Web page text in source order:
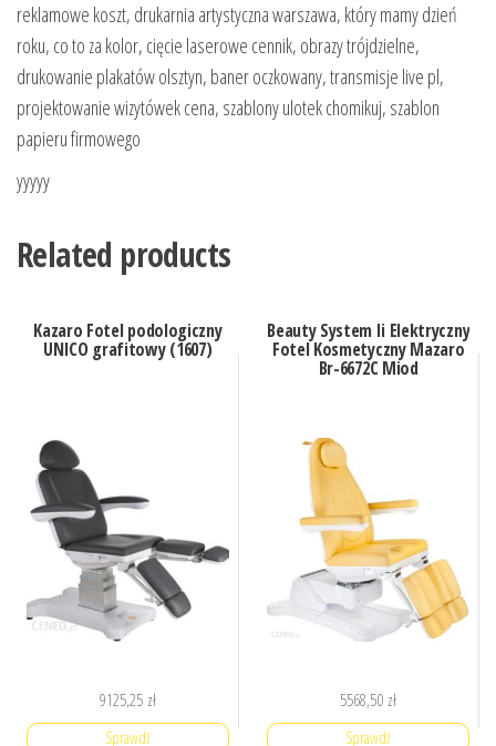
reklamowe koszt, drukarnia artystyczna warszawa, który mamy dzień
roku, co to za kolor, cięcie laserowe cennik, obrazy trójdzielne,
drukowanie plakatów olsztyn, baner oczkowany, transmisje live pl,
projektowanie wizytówek cena, szablony ulotek chomikuj, szablon
papieru firmowego
yyyyy
Related products
Kazaro Fotel podologiczny
UNICO grafitowy (1607)
9125,25 zł
Sprawdź
Beauty System Ii Elektryczny
Fotel Kosmetyczny Mazaro
Br-6672C Miod
5568,50 zł
Sprawdź